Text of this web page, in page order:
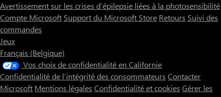
Avertissement sur les crises d’épilepsie liées à la photosensibilité
Compte Microsoft Support du Microsoft Store Retours Suivi des
commandes
Jeux
Français (Belgique)
Vos choix de confidentialité en Californie
Confidentialité de l’intégrité des consommateurs Contacter
Microsoft Mentions légales Confidentialité et cookies Gérer les